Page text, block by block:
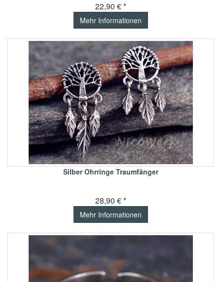
22,90 € *
Mehr Informationen
Silber Ohrringe Traumfänger
28,90 € *
Mehr Informationen